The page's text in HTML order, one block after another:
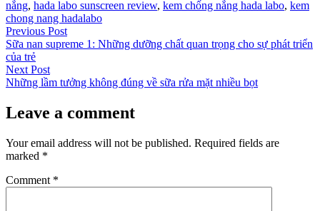
nắng, hada labo sunscreen review, kem chống nắng hada labo, kem
chong nang hadalabo
Post
navigation
Previous PostPrevious
post:
Sữa nan supreme 1: Những dưỡng chất quan trọng cho sự phát triển
của trẻ
Next PostNext
post:
Những lầm tưởng không đúng về sữa rửa mặt nhiều bọt
Leave a comment
Your email address will not be published. Required fields are
marked *
Comment *